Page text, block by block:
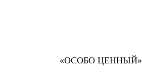
«ОСОБО ЦЕННЫЙ»